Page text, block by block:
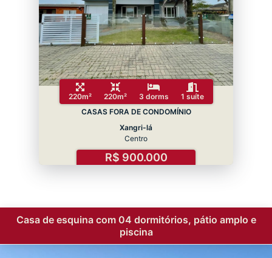
220m² 220m² 3 dorms
1 suíte
CASAS FORA DE CONDOMÍNIO
Xangri-lá
Centro
R$ 900.000
Casa de esquina com 04 dormitórios, pátio amplo e
piscina